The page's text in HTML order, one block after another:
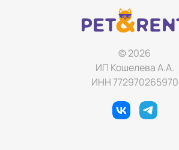
© 2026
ИП Кошелева А.А.
ИНН 772970265970